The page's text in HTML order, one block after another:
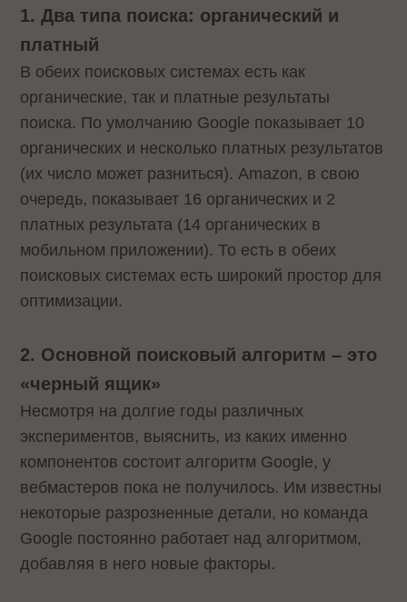
1. Два типа поиска: органический и
платный
В обеих поисковых системах есть как
органические, так и платные результаты
поиска. По умолчанию Google показывает 10
органических и несколько платных результатов
(их число может разниться). Amazon, в свою
очередь, показывает 16 органических и 2
платных результата (14 органических в
мобильном приложении). То есть в обеих
поисковых системах есть широкий простор для
оптимизации.
2. Основной поисковый алгоритм – это
«черный ящик»
Несмотря на долгие годы различных
экспериментов, выяснить, из каких именно
компонентов состоит алгоритм Google, у
вебмастеров пока не получилось. Им известны
некоторые разрозненные детали, но команда
Google постоянно работает над алгоритмом,
добавляя в него новые факторы.